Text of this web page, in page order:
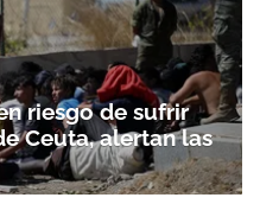
riesgo de sufrir
Ceuta, alertan las